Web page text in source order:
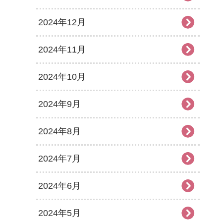
2024年12月
2024年11月
2024年10月
2024年9月
2024年8月
2024年7月
2024年6月
2024年5月